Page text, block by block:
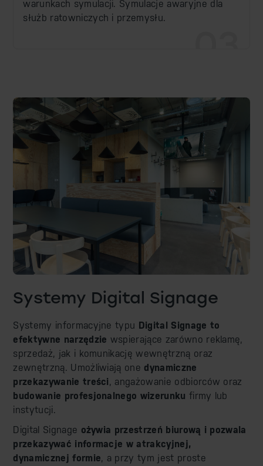
warunkach symulacji. Symulacje awaryjne dla
służb ratowniczych i przemysłu.
Systemy Digital Signage
Systemy informacyjne typu Digital Signage to
efektywne narzędzie wspierające zarówno reklamę,
sprzedaż, jak i komunikację wewnętrzną oraz
zewnętrzną. Umożliwiają one dynamiczne
przekazywanie treści, angażowanie odbiorców oraz
budowanie profesjonalnego wizerunku firmy lub
instytucji.
Digital Signage ożywia przestrzeń biurową i pozwala
przekazywać informacje w atrakcyjnej,
dynamicznej formie, a przy tym jest proste